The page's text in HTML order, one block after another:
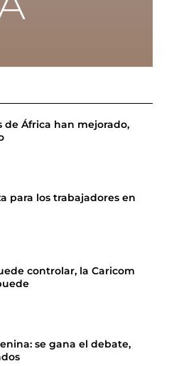
de África han mejorado,
para los trabajadores en
controlar, la Caricom
se gana el debate,